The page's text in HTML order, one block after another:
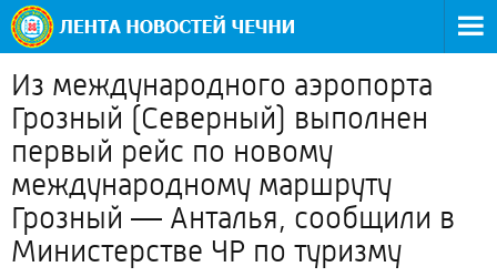
Из международного аэропорта
Грозный (Северный) выполнен
первый рейс по новому
международному маршруту
Грозный — Анталья, сообщили в
Министерстве ЧР по туризму